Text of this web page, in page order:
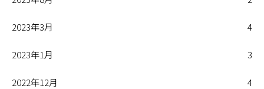
2023年3月 4
2023年1月 3
2022年12月 4